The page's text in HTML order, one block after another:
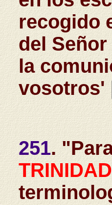
recogido
del
la
vosotros'
251.
TRINIDAD